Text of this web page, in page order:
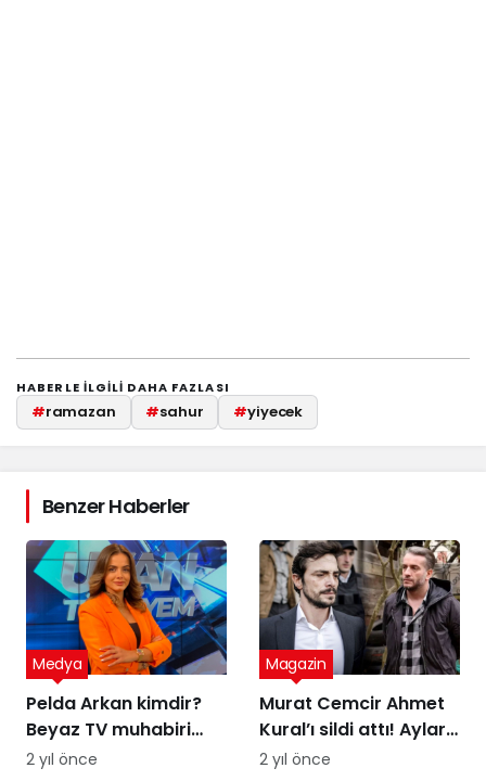
HABERLE ILGILI DAHA FAZLASI
#ramazan #sahur #yiyecek
Benzer Haberler
Pelda Arkan kimdir?
Beyaz TV muhabiri
Pelda Arkan kaç
Medya
2 yıl önce
Murat Cemcir Ahmet
Kural’ı sildi attı! Aylar
sonra samimi
Magazin
2 yıl önce